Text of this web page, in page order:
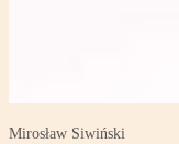
Mirosław Siwiński